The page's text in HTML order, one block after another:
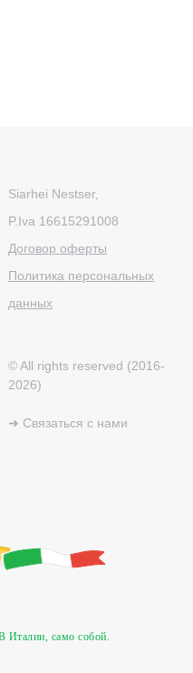
Siarhei Nestser,
P.Iva 16615291008
Договор оферты
Политика персональных
данных
© All rights reserved (2016-
2026)
➜ Связаться с нами
Италии, само собой.